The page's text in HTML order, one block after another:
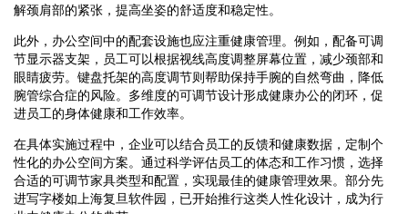
解颈肩部的紧张，提高坐姿的舒适度和稳定性。
此外，办公空间中的配套设施也应注重健康管理。例如，配备可调
节显示器支架，员工可以根据视线高度调整屏幕位置，减少颈部和
眼睛疲劳。键盘托架的高度调节则帮助保持手腕的自然弯曲，降低
腕管综合症的风险。多维度的可调节设计形成健康办公的闭环，促
进员工的身体健康和工作效率。
在具体实施过程中，企业可以结合员工的反馈和健康数据，定制个
性化的办公空间方案。通过科学评估员工的体态和工作习惯，选择
合适的可调节家具类型和配置，实现最佳的健康管理效果。部分先
进写字楼如上海复旦软件园，已开始推行这类人性化设计，成为行